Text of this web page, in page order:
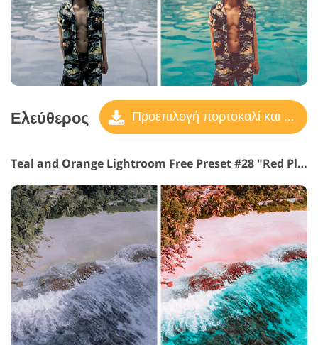
Ελεύθερος Προεπιλογή πορτοκαλί και γαλαζοπράσινο
Teal and Orange Lightroom Free Preset #28 "Red Planet"